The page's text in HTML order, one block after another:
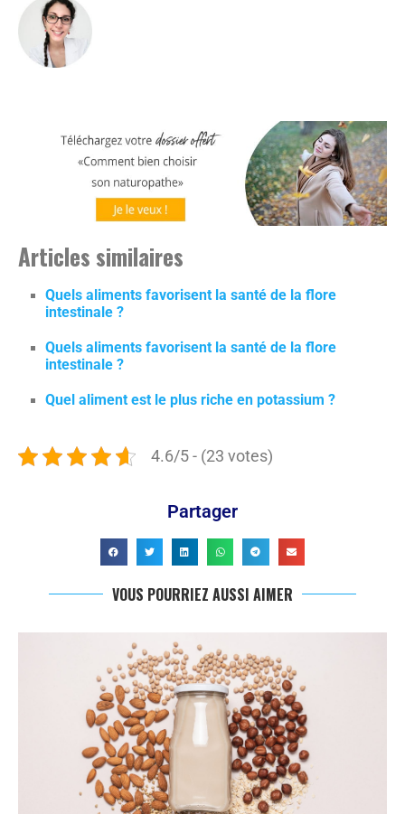
Articles similaires
Quels aliments favorisent la santé de la flore
intestinale ?
Quels aliments favorisent la santé de la flore
intestinale ?
Quel aliment est le plus riche en potassium ?
4.6/5 - (23 votes)
Partager
VOUS POURRIEZ AUSSI AIMER